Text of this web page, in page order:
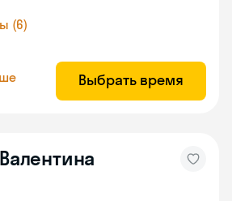
(6)
Выбрать время
Валентина